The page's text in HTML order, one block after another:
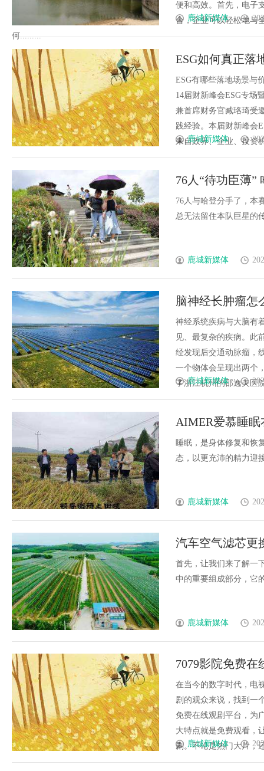
便和高效。首先，电子
台，企业可以轻松地与
何.........
鹿城新媒体
ESG如何真正落
ESG有哪些落地场景与
14届财新峰会ESG专场
兼首席财务官臧珞琦受
践经验。本届财新峰会
来自政界、企业、投资
鹿城新媒体
76人“待功臣薄”
76人与哈登分手了，本
总无法留住本队巨星的
鹿城新媒体
脑神经长肿瘤怎
神经系统疾病与大脑有
见、最复杂的疾病。此
经发现后交通动脉瘤，
一个物体会呈现出两个
了浙江杭州的邵逸夫医
鹿城新媒体
AIMER爱慕睡
睡眠，是身体修复和恢
态，以更充沛的精力迎
鹿城新媒体
汽车空气滤芯更
首先，让我们来了解一
中的重要组成部分，它
鹿城新媒体
7079影院免费在
在当今的数字时代，电
剧的观众来说，找到一
免费在线观剧平台，为
大特点就是免费观看，
剧。不论是热门大片，
鹿城新媒体